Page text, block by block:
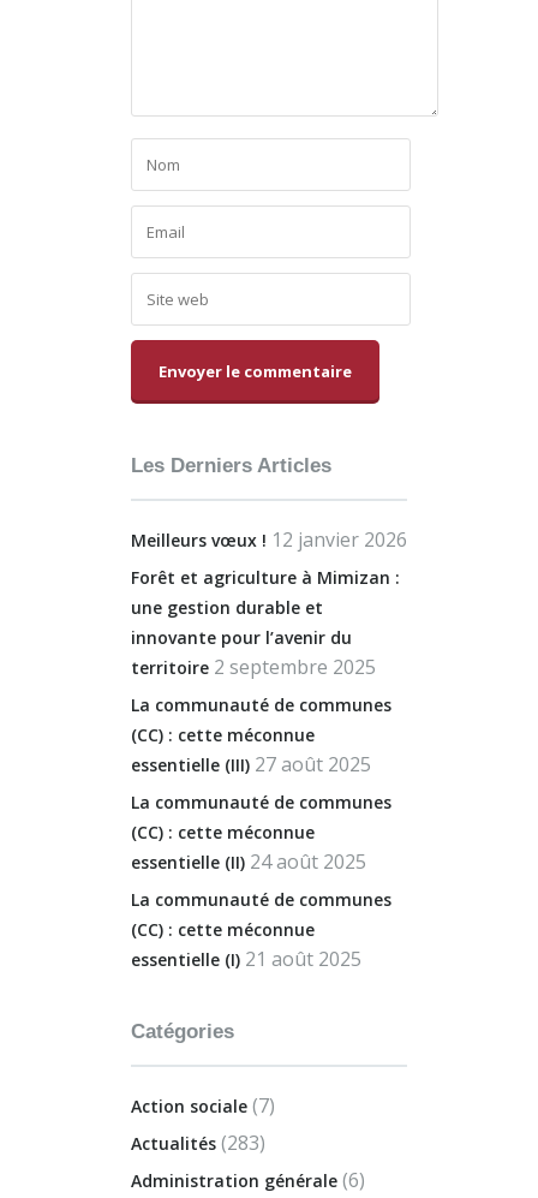
Les Derniers Articles
Meilleurs vœux ! 12 janvier 2026
Forêt et agriculture à Mimizan :
une gestion durable et
innovante pour l’avenir du
territoire 2 septembre 2025
La communauté de communes
(CC) : cette méconnue
essentielle (III) 27 août 2025
La communauté de communes
(CC) : cette méconnue
essentielle (II) 24 août 2025
La communauté de communes
(CC) : cette méconnue
essentielle (I) 21 août 2025
Catégories
Action sociale (7)
Actualités (283)
Administration générale (6)